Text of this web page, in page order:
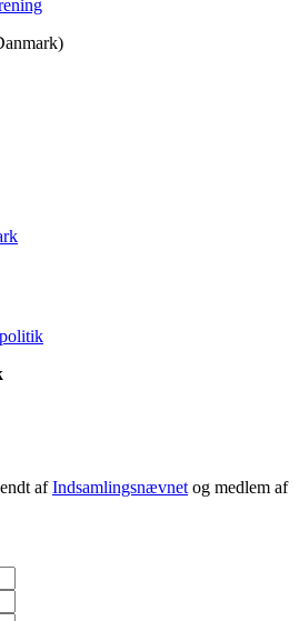
afIndsamlingsnævnetog medlem af